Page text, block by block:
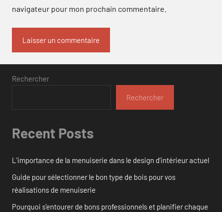
navigateur pour mon prochain commentaire.
Rechercher
Rechercher
Recent Posts
L’importance de la menuiserie dans le design d’intérieur actuel
Guide pour sélectionner le bon type de bois pour vos
réalisations de menuiserie
Pourquoi s’entourer de bons professionnels et planifier chaque